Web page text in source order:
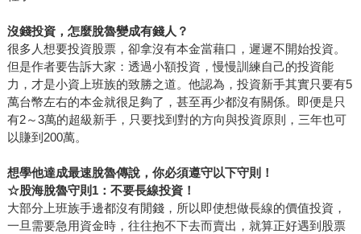
沒錢投資，怎麼脫魯變成有錢人？
很多人想要投資股票，卻拿沒有本金當藉口，遲遲不開始投資。
但是作者要告訴大家：透過小額投資，慢慢訓練自己的投資能
力，才是小資上班族的致勝之道。他認為，投資新手其實只要有5
萬台幣左右的本金就很足夠了，甚至再少都沒有關係。即便是只
有2～3萬的超級新手，只要找到對的方向與投資原則，三年也可
以賺到200萬。
想學他達成最速脫魯傳說，你必須遵守以下守則！
☆股海脫魯守則1：不要長線投資！
大部分上班族手邊都沒有閒錢，所以即使想做長線的價值投資，
一旦需要急用資金時，往往抱不下去而賣出，就算正好遇到股票